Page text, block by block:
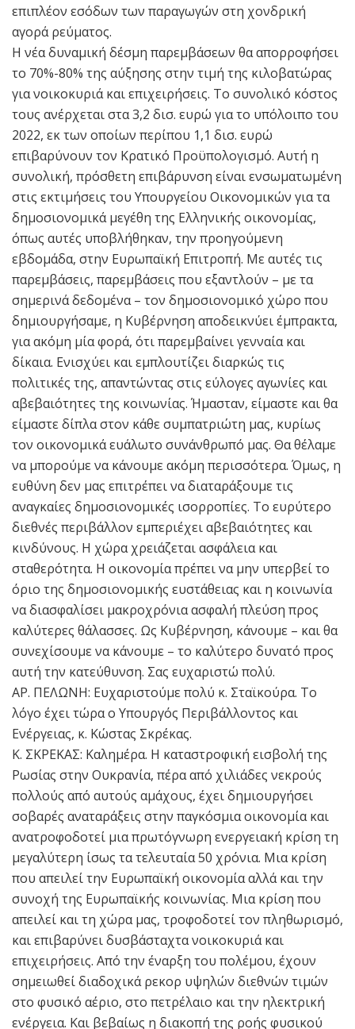
επιπλέον εσόδων των παραγωγών στη χονδρική
αγορά ρεύματος.
Η νέα δυναμική δέσμη παρεμβάσεων θα απορροφήσει
το 70%-80% της αύξησης στην τιμή της κιλοβατώρας
για νοικοκυριά και επιχειρήσεις. Το συνολικό κόστος
τους ανέρχεται στα 3,2 δισ. ευρώ για το υπόλοιπο του
2022, εκ των οποίων περίπου 1,1 δισ. ευρώ
επιβαρύνουν τον Κρατικό Προϋπολογισμό. Αυτή η
συνολική, πρόσθετη επιβάρυνση είναι ενσωματωμένη
στις εκτιμήσεις του Υπουργείου Οικονομικών για τα
δημοσιονομικά μεγέθη της Ελληνικής οικονομίας,
όπως αυτές υποβλήθηκαν, την προηγούμενη
εβδομάδα, στην Ευρωπαϊκή Επιτροπή. Με αυτές τις
παρεμβάσεις, παρεμβάσεις που εξαντλούν – με τα
σημερινά δεδομένα – τον δημοσιονομικό χώρο που
δημιουργήσαμε, η Κυβέρνηση αποδεικνύει έμπρακτα,
για ακόμη μία φορά, ότι παρεμβαίνει γενναία και
δίκαια. Ενισχύει και εμπλουτίζει διαρκώς τις
πολιτικές της, απαντώντας στις εύλογες αγωνίες και
αβεβαιότητες της κοινωνίας. Ήμασταν, είμαστε και θα
είμαστε δίπλα στον κάθε συμπατριώτη μας, κυρίως
τον οικονομικά ευάλωτο συνάνθρωπό μας. Θα θέλαμε
να μπορούμε να κάνουμε ακόμη περισσότερα. Όμως, η
ευθύνη δεν μας επιτρέπει να διαταράξουμε τις
αναγκαίες δημοσιονομικές ισορροπίες. Το ευρύτερο
διεθνές περιβάλλον εμπεριέχει αβεβαιότητες και
κινδύνους. Η χώρα χρειάζεται ασφάλεια και
σταθερότητα. Η οικονομία πρέπει να μην υπερβεί το
όριο της δημοσιονομικής ευστάθειας και η κοινωνία
να διασφαλίσει μακροχρόνια ασφαλή πλεύση προς
καλύτερες θάλασσες. Ως Κυβέρνηση, κάνουμε – και θα
συνεχίσουμε να κάνουμε – το καλύτερο δυνατό προς
αυτή την κατεύθυνση. Σας ευχαριστώ πολύ.
ΑΡ. ΠΕΛΩΝΗ: Ευχαριστούμε πολύ κ. Σταϊκούρα. Το
λόγο έχει τώρα ο Υπουργός Περιβάλλοντος και
Ενέργειας, κ. Κώστας Σκρέκας.
Κ. ΣΚΡΕΚΑΣ: Καλημέρα. Η καταστροφική εισβολή της
Ρωσίας στην Ουκρανία, πέρα από χιλιάδες νεκρούς
πολλούς από αυτούς αμάχους, έχει δημιουργήσει
σοβαρές αναταράξεις στην παγκόσμια οικονομία και
ανατροφοδοτεί μια πρωτόγνωρη ενεργειακή κρίση τη
μεγαλύτερη ίσως τα τελευταία 50 χρόνια. Μια κρίση
που απειλεί την Ευρωπαϊκή οικονομία αλλά και την
συνοχή της Ευρωπαϊκής κοινωνίας. Μια κρίση που
απειλεί και τη χώρα μας, τροφοδοτεί τον πληθωρισμό,
και επιβαρύνει δυσβάσταχτα νοικοκυριά και
επιχειρήσεις. Από την έναρξη του πολέμου, έχουν
σημειωθεί διαδοχικά ρεκορ υψηλών διεθνών τιμών
στο φυσικό αέριο, στο πετρέλαιο και την ηλεκτρική
ενέργεια. Και βεβαίως η διακοπή της ροής φυσικού